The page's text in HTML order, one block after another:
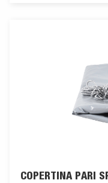
COPERTINA PARI